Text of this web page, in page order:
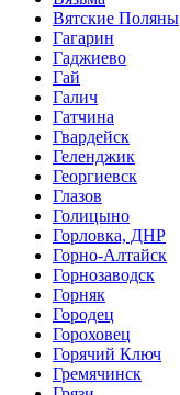
Вятские Поляны
Гагарин
Гаджиево
Гай
Галич
Гатчина
Гвардейск
Геленджик
Георгиевск
Глазов
Голицыно
Горловка, ДНР
Горно-Алтайск
Горнозаводск
Горняк
Городец
Гороховец
Горячий Ключ
Гремячинск